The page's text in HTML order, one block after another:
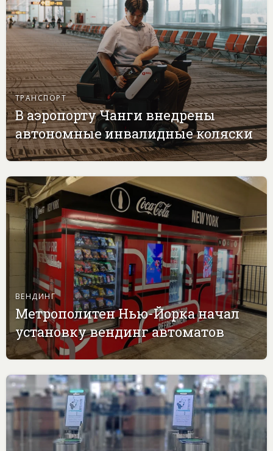
ТРАНСПОРТ
В аэропорту Чанги внедрены
автономные инвалидные коляски
ВЕНДИНГ
Метрополитен Нью-Йорка начал
установку вендинг автоматов